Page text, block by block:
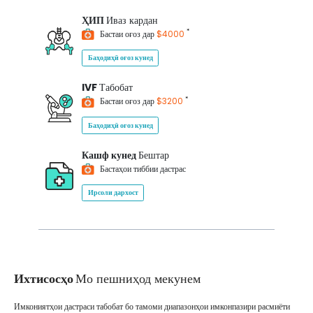
ҲИПИваз кардан
Бастаи оғоз дар$4000 *
Баҳодиҳӣ оғоз кунед
IVFТабобат
Бастаи оғоз дар$3200 *
Баҳодиҳӣ оғоз кунед
Кашф кунедБештар
Бастаҳои тиббии дастрас
Ирсоли дархост
ИхтисосҳоМо пешниҳод мекунем
Имкониятҳои дастраси табобат бо тамоми диапазонҳои имконпазири расмиёти